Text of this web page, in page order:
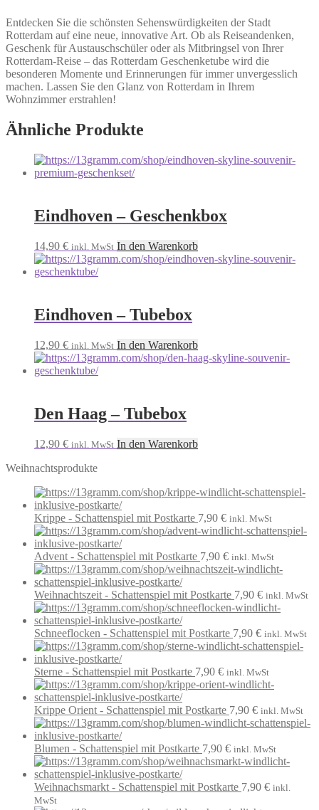
Entdecken Sie die schönsten Sehenswürdigkeiten der Stadt
Rotterdam auf eine neue, innovative Art. Ob als Reiseandenken,
Geschenk für Austauschschüler oder als Mitbringsel von Ihrer
Rotterdam-Reise – das Rotterdam Geschenketube wird die
besonderen Momente und Erinnerungen für immer unvergesslich
machen. Lassen Sie den Glanz von Rotterdam in Ihrem
Wohnzimmer erstrahlen!
Ähnliche Produkte
Eindhoven – Geschenkbox
14,90 € inkl. MwSt In den Warenkorb
Eindhoven – Tubebox
12,90 € inkl. MwSt In den Warenkorb
Den Haag – Tubebox
12,90 € inkl. MwSt In den Warenkorb
Weihnachtsprodukte
Krippe - Schattenspiel mit Postkarte 7,90 € inkl. MwSt
Advent - Schattenspiel mit Postkarte 7,90 € inkl. MwSt
Weihnachtszeit - Schattenspiel mit Postkarte 7,90 € inkl. MwSt
Schneeflocken - Schattenspiel mit Postkarte 7,90 € inkl. MwSt
Sterne - Schattenspiel mit Postkarte 7,90 € inkl. MwSt
Krippe Orient - Schattenspiel mit Postkarte 7,90 € inkl. MwSt
Blumen - Schattenspiel mit Postkarte 7,90 € inkl. MwSt
Weihnachsmarkt - Schattenspiel mit Postkarte 7,90 € inkl.
MwSt